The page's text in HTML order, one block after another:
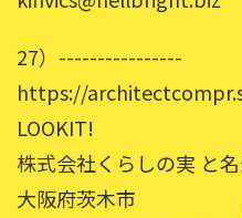
27）----------------
https://
LOOKIT!
株式会社くらしの実 と
大阪府茨木市